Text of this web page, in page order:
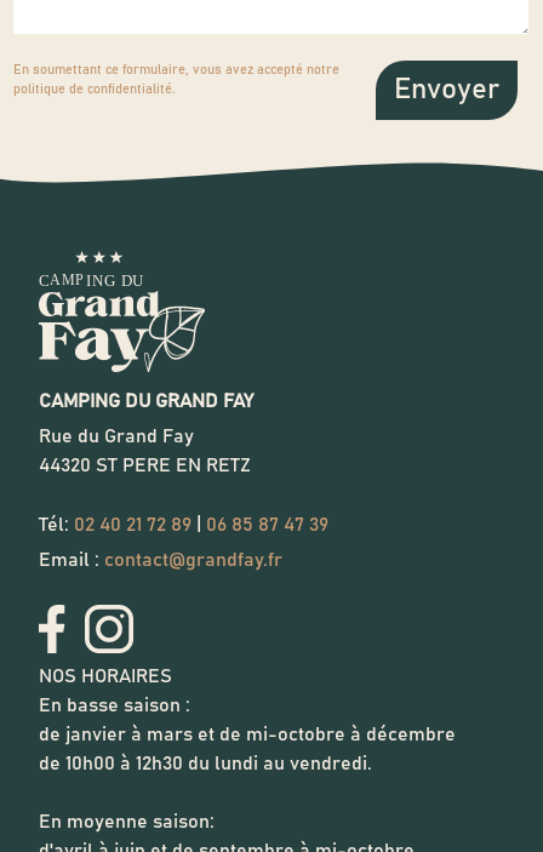
En soumettant ce formulaire, vous avez accepté notre
politique de confidentialité
CAMPING DU GRAND FAY
Rue du Grand Fay
44320 ST PERE EN RETZ
Tél: 02 40 21 72 89
06 85 87 47 39
Email : contact@grandfay.fr
NOS HORAIRES
En basse saison :
de janvier à mars et de mi-octobre à décembre
de 10h00 à 12h30 du lundi au vendredi.
En moyenne saison: